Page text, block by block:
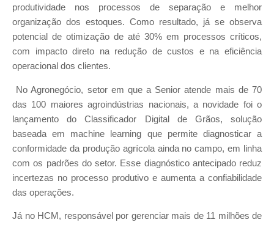
produtividade nos processos de separação e melhor
organização dos estoques. Como resultado, já se observa
potencial de otimização de até 30% em processos críticos,
com impacto direto na redução de custos e na eficiência
operacional dos clientes.
No Agronegócio, setor em que a Senior atende mais de 70
das 100 maiores agroindústrias nacionais, a novidade foi o
lançamento do Classificador Digital de Grãos, solução
baseada em machine learning que permite diagnosticar a
conformidade da produção agrícola ainda no campo, em linha
com os padrões do setor. Esse diagnóstico antecipado reduz
incertezas no processo produtivo e aumenta a confiabilidade
das operações.
Já no HCM, responsável por gerenciar mais de 11 milhões de